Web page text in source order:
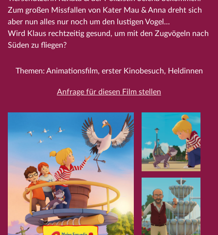
Zum großen Missfallen von Kater Mau & Anna dreht sich
aber nun alles nur noch um den lustigen Vogel…
Wird Klaus rechtzeitig gesund, um mit den Zugvögeln nach
Süden zu fliegen?
Themen: Animationsfilm, erster Kinobesuch, Heldinnen
Anfrage für diesen Film stellen